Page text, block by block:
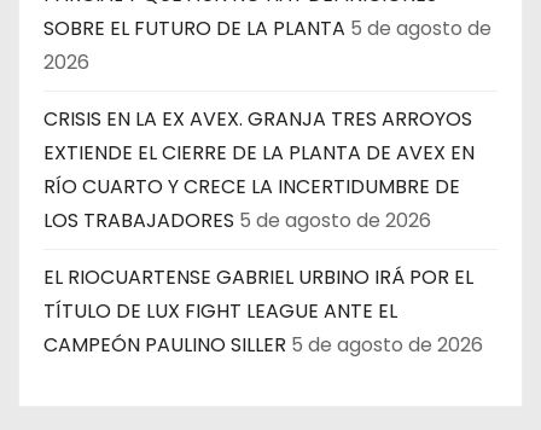
SOBRE EL FUTURO DE LA PLANTA 5 de agosto de
2026
CRISIS EN LA EX AVEX. GRANJA TRES ARROYOS
EXTIENDE EL CIERRE DE LA PLANTA DE AVEX EN
RÍO CUARTO Y CRECE LA INCERTIDUMBRE DE
LOS TRABAJADORES 5 de agosto de 2026
EL RIOCUARTENSE GABRIEL URBINO IRÁ POR EL
TÍTULO DE LUX FIGHT LEAGUE ANTE EL
CAMPEÓN PAULINO SILLER 5 de agosto de 2026